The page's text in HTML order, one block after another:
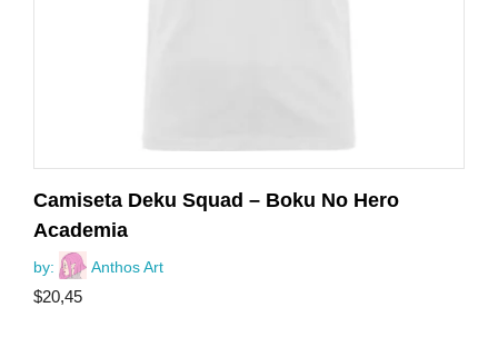
Camiseta Deku Squad – Boku No Hero
Academia
by: Anthos Art
$20,45